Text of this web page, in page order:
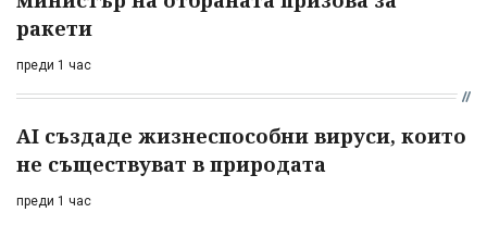
ракети
преди 1 час
AI създаде жизнеспособни вируси, които
не съществуват в природата
преди 1 час